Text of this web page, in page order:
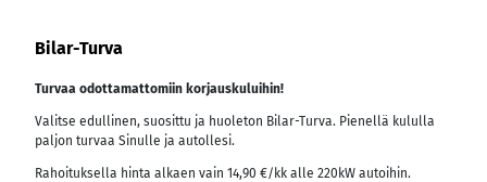
Bilar-Turva
Turvaa odottamattomiin korjauskuluihin!
Valitse edullinen, suosittu ja huoleton Bilar-Turva. Pienellä kululla
paljon turvaa Sinulle ja autollesi.
Rahoituksella hinta alkaen vain 14,90 €/kk alle 220kW autoihin.